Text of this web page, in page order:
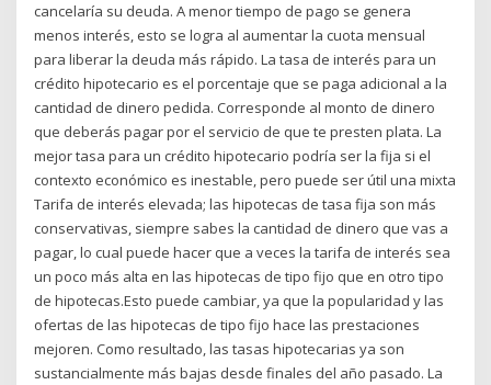
cancelaría su deuda. A menor tiempo de pago se genera
menos interés, esto se logra al aumentar la cuota mensual
para liberar la deuda más rápido. La tasa de interés para un
crédito hipotecario es el porcentaje que se paga adicional a la
cantidad de dinero pedida. Corresponde al monto de dinero
que deberás pagar por el servicio de que te presten plata. La
mejor tasa para un crédito hipotecario podría ser la fija si el
contexto económico es inestable, pero puede ser útil una mixta
Tarifa de interés elevada; las hipotecas de tasa fija son más
conservativas, siempre sabes la cantidad de dinero que vas a
pagar, lo cual puede hacer que a veces la tarifa de interés sea
un poco más alta en las hipotecas de tipo fijo que en otro tipo
de hipotecas.Esto puede cambiar, ya que la popularidad y las
ofertas de las hipotecas de tipo fijo hace las prestaciones
mejoren. Como resultado, las tasas hipotecarias ya son
sustancialmente más bajas desde finales del año pasado. La